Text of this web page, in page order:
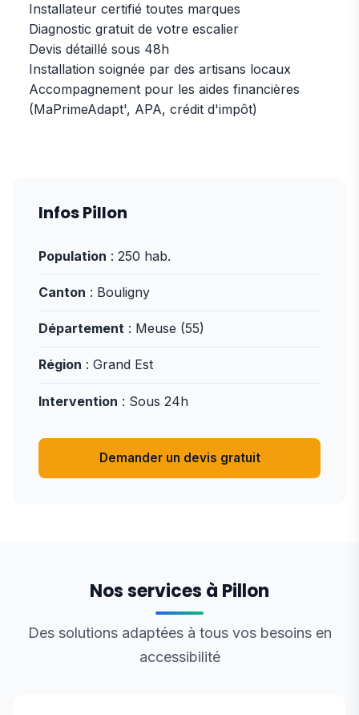
Installateur certifié toutes marques
Diagnostic gratuit de votre escalier
Devis détaillé sous 48h
Installation soignée par des artisans locaux
Accompagnement pour les aides financières
(MaPrimeAdapt', APA, crédit d'impôt)
Infos Pillon
Population : 250 hab.
Canton : Bouligny
Département : Meuse (55)
Région : Grand Est
Intervention : Sous 24h
Demander un devis gratuit
Nos services à Pillon
Des solutions adaptées à tous vos besoins en
accessibilité